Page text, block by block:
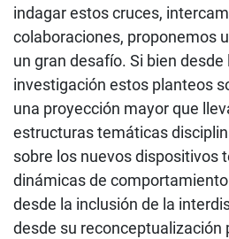
indagar estos cruces,
colaboraciones, proponemos
un gran desafío. Si bien desde
investigación estos planteos
una proyección mayor que
estructuras temáticas
sobre los nuevos dispositivos
dinámicas de
desde la inclusión de la
desde su reconceptualización